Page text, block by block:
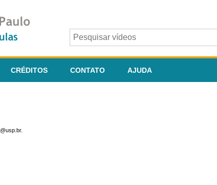
CRÉDITOS CONTATO AJUDA